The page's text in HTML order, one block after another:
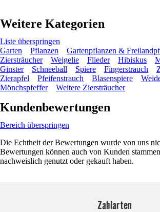
Weitere Kategorien
Liste überspringen
Garten
Pflanzen
Gartenpflanzen &
Ziersträucher
Weigelie Flieder Hibiskus
Ginster
Schneeball Spiere Fingerstrauch
Zierapfel
Pfeifenstrauch Blasenspiere
Mönchspfeffer
Weitere Ziersträucher
Kundenbewertungen
Bereich überspringen
Die Echtheit der Bewertungen wurde von uns
Bewertungen können auch von Kunden
nachweislich genutzt oder gekauft haben.
Zahlarten